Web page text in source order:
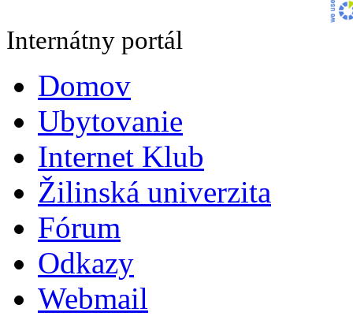
Internátny portál
Domov
Ubytovanie
Internet Klub
Žilinská univerzita
Fórum
Odkazy
Webmail